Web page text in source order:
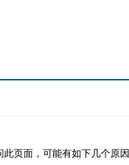
页面，可能有如下几个原因